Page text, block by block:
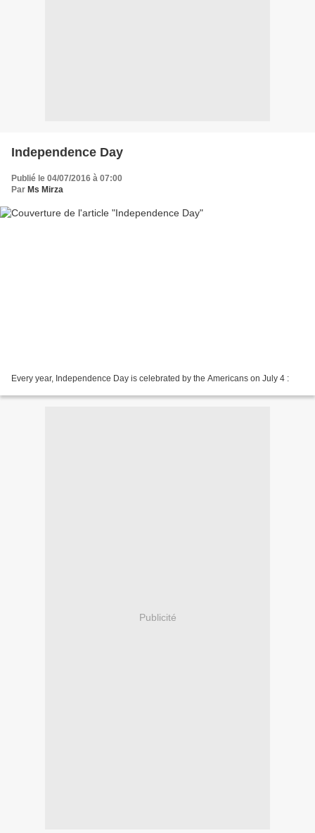
Independence Day
Publié le 04/07/2016 à 07:00
Par Ms Mirza
Every year, Independence Day is celebrated by the Americans on July 4 :
Publicité